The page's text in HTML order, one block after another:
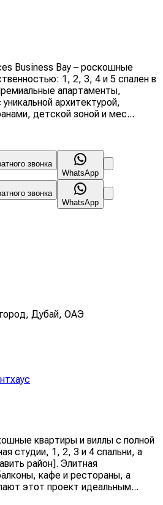
Business Bay – роскошные
1, 2, 3, 4 и 5 спален в
апартаменты,
архитектурой,
детской зоной и мес...
звонка
WhatsApp
звонка
WhatsApp
Дубай, ОАЭ
квартиры и виллы с полной
студии, 1, 2, 3 и 4 спальни, а
район]. Элитная
кафе и рестораны, а
этот проект идеальным...